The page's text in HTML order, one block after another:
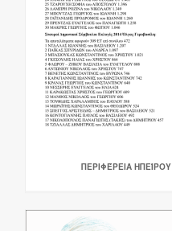
ΠΕΡΙΦΈΡΕΙΑ ΗΠΕΊΡΟΥ